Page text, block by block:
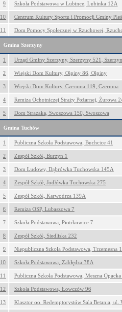
9 Szkoła Podstawowa w Lubince, Lubinka 12A
10 Centrum Kultury Sportu i Promocji Gminy
11 Dom Pomocy Społecznej w Rzuchowej,
Gmina Szerzyny
1 Urząd Gminy Szerzyny, Szerzyny 521,
2 Wiejski Dom Kultury, Ołpiny 86, Ołpiny
3 Wiejski Dom Kultury, Czermna 119, Czermna
4 Remiza Ochotniczej Straży Pożarnej, Żurowa
5 Dom Strażaka, Swoszowa 150, Swoszowa
Gmina Tuchów
1 Publiczna Szkoła Podstawowa, Buchcice 41
2 Zespół Szkół, Burzyn 1
3 Dom Ludowy, Dąbrówka Tuchowska 145A
4 Zespół Szkół, Jodłówka Tuchowska 275
5 Zespół Szkół, Karwodrza 139A
6 Remiza OSP, Lubaszowa 7
7 Szkoła Podstawowa, Piotrkowice 7
8 Zespół Szkół, Siedliska 232
9 Niepubliczna Szkoła Podstawowa, Trzemesna
10 Szkoła Podstawowa, Zabłędza 38A
11 Publiczna Szkoła Podstawowa, Meszna
12 Szkoła Podstawowa, Łowczów 96
13 Klasztor oo. Redemptorystów Sala Betania, ul.